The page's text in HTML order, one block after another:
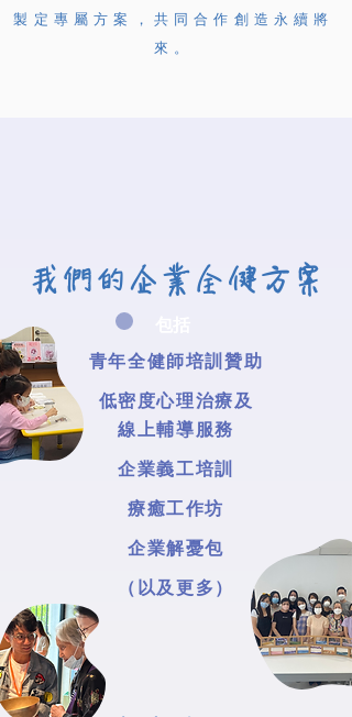
製定專屬方案，共同合作創造永續將
來。
我們的企業全健方案
​青年全健師培訓贊助
低密度心理治療及
線上輔導服務
企業義工培訓
療癒工作坊
企業解憂包
（以及更多）